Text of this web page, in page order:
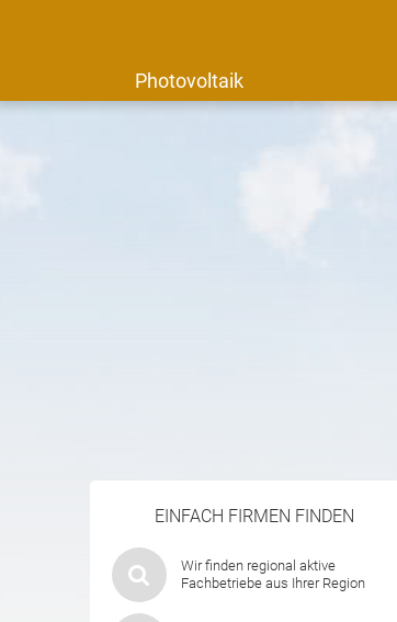
Photovoltaik
EINFACH FIRMEN FINDEN
Wir finden regional aktive
Fachbetriebe aus Ihrer Region